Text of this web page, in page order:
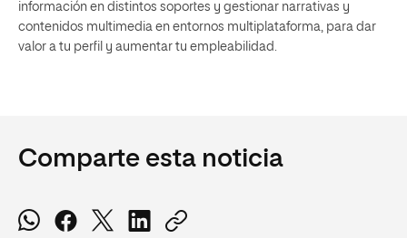
información en distintos soportes y gestionar narrativas y
contenidos multimedia en entornos multiplataforma, para dar
valor a tu perfil y aumentar tu empleabilidad.
Comparte esta noticia